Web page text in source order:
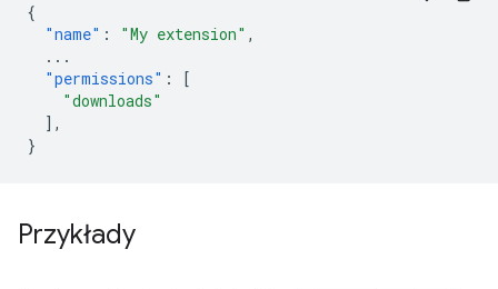
{
"name" : "My extension" ,
...
"permissions" :
[
"downloads"
],
}
Przykłady